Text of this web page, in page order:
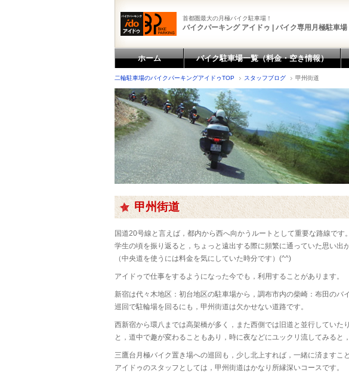
首都圏最大の月極バイク駐車場！
バイクパーキング アイドゥ | バイク専用月極駐車場
ホーム バイク駐車場一覧（料金・空き情報）
二輪駐車場のバイクパーキングアイドゥTOP スタッフブログ 甲州街道
甲州街道
国道20号線と言えば，都内から西へ向かうルートとして重要な路線です。
学生の頃を振り返ると，ちょっと遠出する際に頻繁に通っていた思い出
（中央道を使うには料金を気にしていた時分です）(^^)
アイドゥで仕事をするようになった今でも，利用することがあります。
新宿は代々木地区：初台地区の駐車場から，調布市内の柴崎：布田のバ
巡回で駐輪場を回るにも，甲州街道は欠かせない道路です。
西新宿から環八までは高架橋が多く，また西側では旧道と並行していた
と，道中で趣が変わることもあり，時に夜などにユックリ流してみると
三鷹台月極バイク置き場への巡回も，少し北上すれば，一緒に済ますこ
アイドゥのスタッフとしては，甲州街道はかなり所縁深いコースです。